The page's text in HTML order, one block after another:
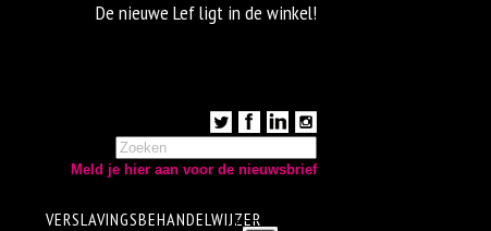
De nieuwe Lef ligt in de winkel!
Meld je hier aan voor de nieuwsbrief
VERSLAVINGSBEHANDELWIJZER